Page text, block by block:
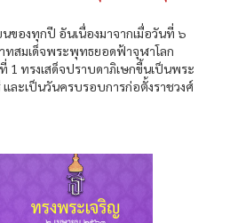
ของทุกปี อันเนื่องมาจากเมื่อวันที่ ๖
สมเด็จพระพุทธยอดฟ้าจุฬาโลก
1 ทรงเสด็จปราบดาภิเษกขี้นเป็นพระ
ละเป็นวันครบรอบการก่อตั้งราชวงศ์